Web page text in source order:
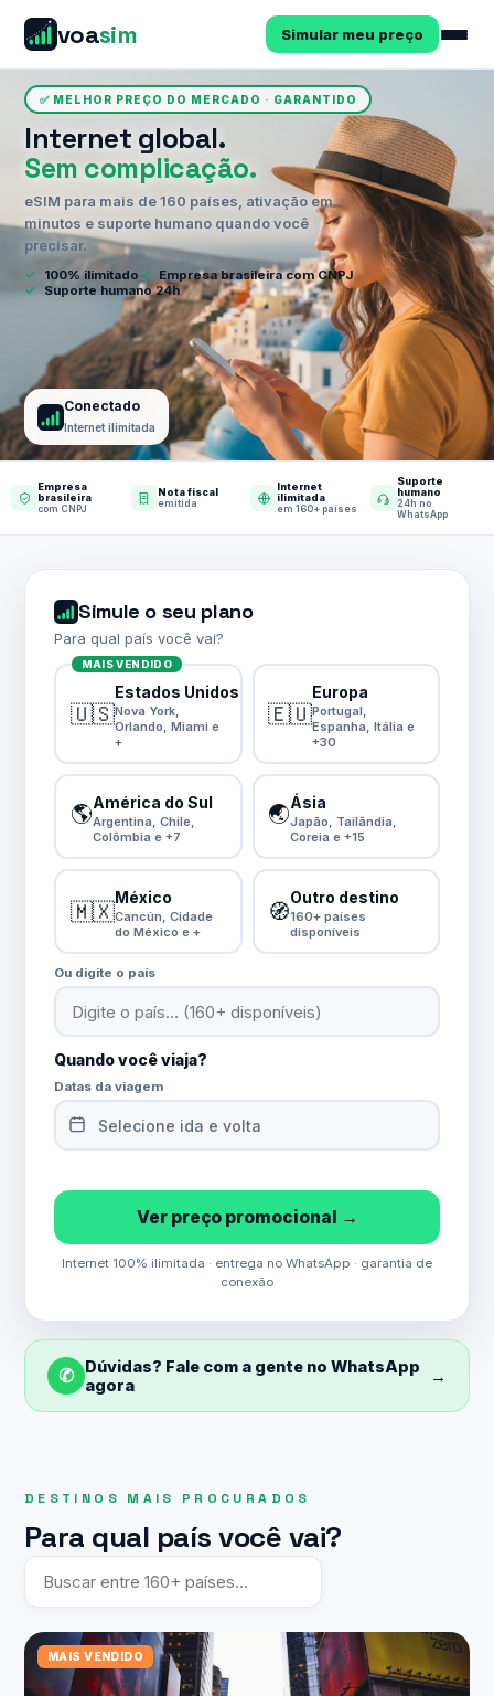
voasim Simular meu preço
✅ MELHOR PREÇO DO MERCADO · GARANTIDO
Internet global.
Sem complicação.
eSIM para mais de 160 países, ativação em
minutos e suporte humano quando você
precisar.
✓ 100% ilimitado✓
Empresa brasileira com CNPJ
✓
Suporte humano 24h
Conectado
Internet ilimitada
Empresa
brasileira
com CNPJ
Nota fiscal
emitida
Internet
ilimitada
em 160+ países
Suporte
humano
24h no
WhatsApp
Simule o seu plano
Para qual país você vai?
MAIS VENDIDO
🇺🇸
Estados Unidos
Nova York,
Orlando, Miami e
+
🇪🇺
Europa
Portugal,
Espanha, Itália e
+30
🌎América do Sul
Argentina, Chile,
Colômbia e +7
🌏Ásia
Japão, Tailândia,
Coreia e +15
🇲🇽
México
Cancún, Cidade
do México e +
🧭
Outro destino
160+ países
disponíveis
Ou digite o país
Quando você viaja?
Datas da viagem
Selecione ida e volta
Ver preço promocional →
Internet 100% ilimitada · entrega no WhatsApp · garantia de
conexão
✆
Dúvidas? Fale com a gente no WhatsApp
agora
→
DESTINOS MAIS PROCURADOS
Para qual país você vai?
MAIS VENDIDO